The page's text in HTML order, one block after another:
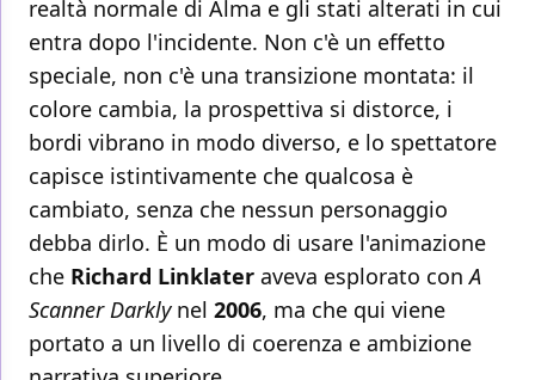
realtà normale di Alma e gli stati alterati in cui
entra dopo l'incidente. Non c'è un effetto
speciale, non c'è una transizione montata: il
colore cambia, la prospettiva si distorce, i
bordi vibrano in modo diverso, e lo spettatore
capisce istintivamente che qualcosa è
cambiato, senza che nessun personaggio
debba dirlo. È un modo di usare l'animazione
che Richard Linklater aveva esplorato conA
Scanner Darklynel 2006, ma che qui viene
portato a un livello di coerenza e ambizione